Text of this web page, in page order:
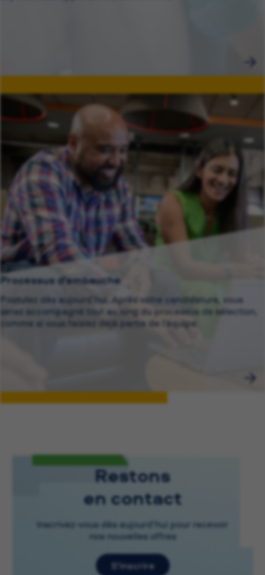
Processus d’embauche
Postulez dès aujourd’hui. Après votre candidature, vous
serez accompagné tout au long du processus de sélection,
comme si vous faisiez déjà partie de l’équipe.
Restons
en contact
Inscrivez-vous dès aujourd’hui pour recevoir
nos nouvelles offres
S’inscrire